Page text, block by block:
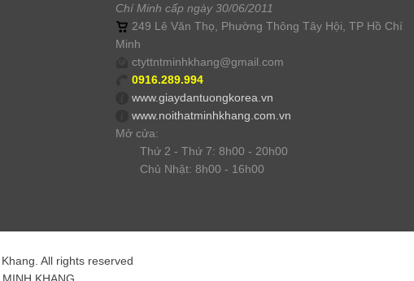
Chí Minh cấp ngày 30/06/2011
249 Lê Văn Thọ, Phường Thông Tây Hội, TP Hồ Chí
Minh
ctyttntminhkhang@gmail.com
0916.289.994
www.giaydantuongkorea.vn
www.noithatminhkhang.com.vn
Mở cửa:
Thứ 2 - Thứ 7: 8h00 - 20h00
Chủ Nhật: 8h00 - 16h00
All rights reserved
KHANG